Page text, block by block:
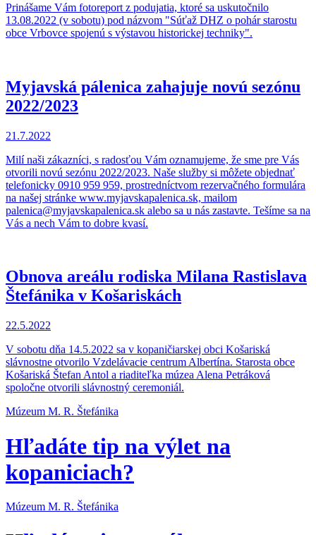
Prinášame Vám fotoreport z podujatia, ktoré sa uskutočnilo
13.08.2022 (v sobotu) pod názvom "Súťaž DHZ o pohár starostu
obce Vrbovce spojenú s výstavou historickej techniky".
Myjavská pálenica zahajuje novú sezónu
2022/2023
21.7.2022
Milí naši zákazníci, s radosťou Vám oznamujeme, že sme pre Vás
otvorili novú sezónu 2022/2023. Naše služby si môžete objednať
telefonicky 0910 959 959, prostredníctvom rezervačného formulára
na našej stránke www.myjavskapalenica.sk, mailom
palenica@myjavskapalenica.sk alebo sa u nás zastavte. Tešíme sa na
Vás a nech Vám to dobre kvasí.
Obnova areálu rodiska Milana Rastislava
Štefánika v Košariskách
22.5.2022
V sobotu dňa 14.5.2022 sa v kopaničiarskej obci Košariská
slávnostne otvorilo Vzdelávacie centrum Albertína. Starosta obce
Košariská Štefan Antol a riaditeľka múzea Alena Petráková
spoločne otvorili slávnostný ceremoniál.
Múzeum M. R. Štefánika
Hľadáte tip na výlet na
kopaniciach?
Múzeum M. R. Štefánika